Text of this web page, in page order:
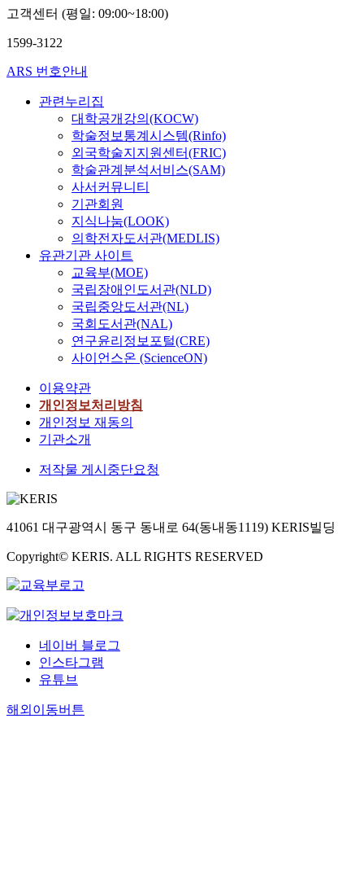
고객센터 (평일: 09:00~18:00)
1599-3122
ARS 번호안내
관련누리집
대학공개강의(KOCW)
학술정보통계시스템(Rinfo)
외국학술지지원센터(FRIC)
학술관계분석서비스(SAM)
사서커뮤니티
기관회원
지식나눔(LOOK)
의학전자도서관(MEDLIS)
유관기관 사이트
교육부(MOE)
국립장애인도서관(NLD)
국립중앙도서관(NL)
국회도서관(NAL)
연구윤리정보포털(CRE)
사이언스온 (ScienceON)
이용약관
개인정보처리방침
개인정보 재동의
기관소개
저작물 게시중단요청
41061 대구광역시 동구 동내로 64(동내동1119) KERIS빌딩
Copyright© KERIS. ALL RIGHTS RESERVED
네이버 블로그
인스타그램
유튜브
해외이동버튼